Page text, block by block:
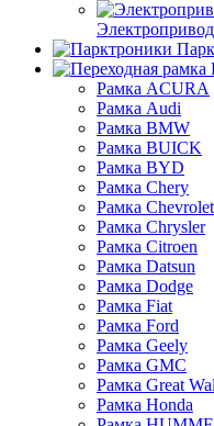
Рамка ACURA
Рамка Audi
Рамка BMW
Рамка BUICK
Рамка BYD
Рамка Chery
Рамка Chevrolet
Рамка Chrysler
Рамка Citroen
Рамка Datsun
Рамка Dodge
Рамка Fiat
Рамка Ford
Рамка Geely
Рамка GMC
Рамка Great
Рамка Honda